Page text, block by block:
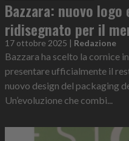
Bazzara: nuovo
ridisegnato per il
17 ottobre 2025 | Redazione
Bazzara ha scelto la cornice
presentare ufficialmente il
nuovo design del packaging
Un’evoluzione che combi...